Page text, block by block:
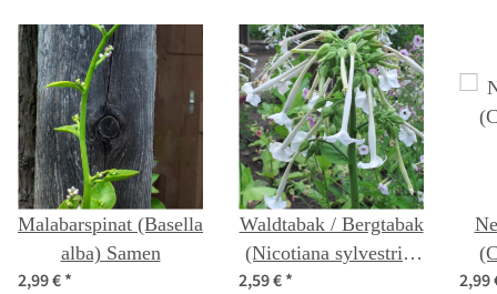
Malabarspinat (Basella
alba) Samen
2,99 €*
Waldtabak / Bergtabak
(Nicotiana sylvestris)
Bio Saatgut
2,59 €* 2,99